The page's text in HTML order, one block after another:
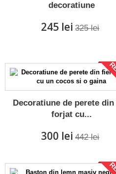
decoratiune
245 lei 325 lei
Decoratiune de perete
forjat cu...
300 lei 442 lei